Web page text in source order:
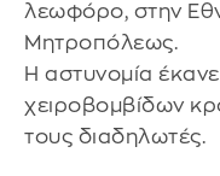
λεωφόρο, στην
Μητροπόλεως.
Η αστυνομία
χειροβομβίδων
τους διαδηλωτές.